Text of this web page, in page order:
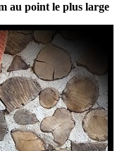
au point le plus large